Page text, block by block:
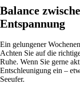
Balance
Entspannung
Ein gelungener
Achten Sie auf die
Ruhe. Wenn Sie gerne
Entschleunigung ein –
Seeufer.